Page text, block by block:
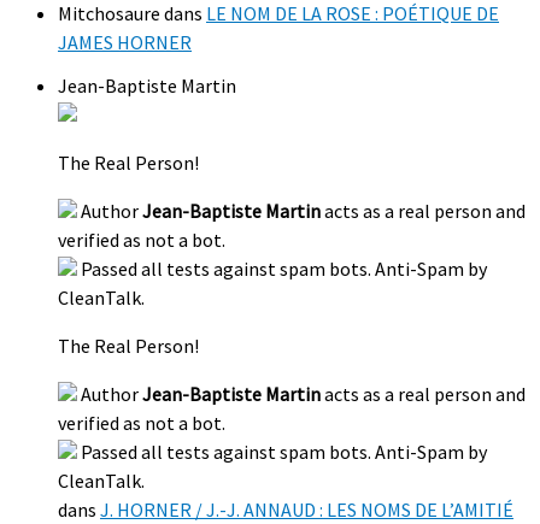
Mitchosaure dans LE NOM DE LA ROSE : POÉTIQUE DE
JAMES HORNER
Jean-Baptiste Martin
The Real Person!
AuthorJean-Baptiste Martinacts as a real person and
verified as not a bot.
Passed all tests against spam bots. Anti-Spam by
CleanTalk.
The Real Person!
AuthorJean-Baptiste Martinacts as a real person and
verified as not a bot.
Passed all tests against spam bots. Anti-Spam by
CleanTalk.
dans J. HORNER / J.-J. ANNAUD : LES NOMS DE L’AMITIÉ